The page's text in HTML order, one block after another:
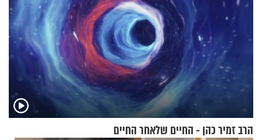
הרב זמיר כהן - החיים שלאחר החיים